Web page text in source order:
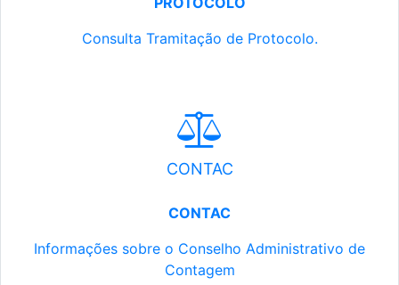
Consulta Tramitação de Protocolo.
CONTAC
CONTAC
Informações sobre o Conselho Administrativo de
Contagem